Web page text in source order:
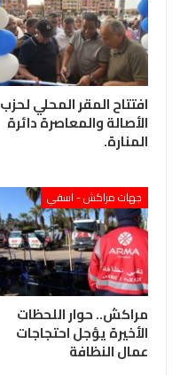
افتتاح المقر المحلي لحزب
الأصالة والمعاصرة دائرة
المنارة.
جهات مراكش - اسفي
مراكش.. حوار اللحظات
الأخيرة يؤجل احتجاجات
عمال النظافة